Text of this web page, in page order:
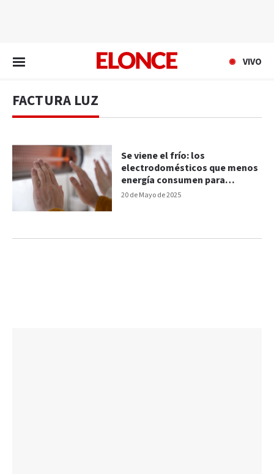
VIVO
FACTURA LUZ
20 de Mayo de 2025
Se viene el frío: los
electrodomésticos que menos
energía consumen para
calefaccionar el hogar